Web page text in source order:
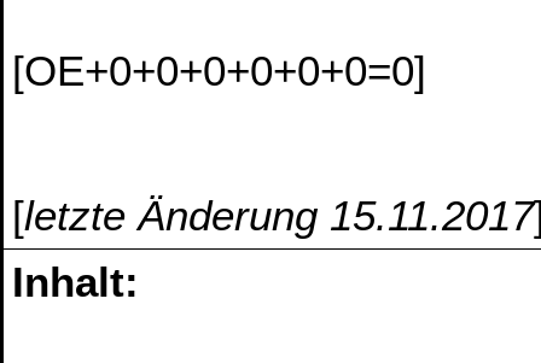
[OE+0+0+0+0+0+0=0]
[letzte Änderung 15.11.2017
Inhalt: